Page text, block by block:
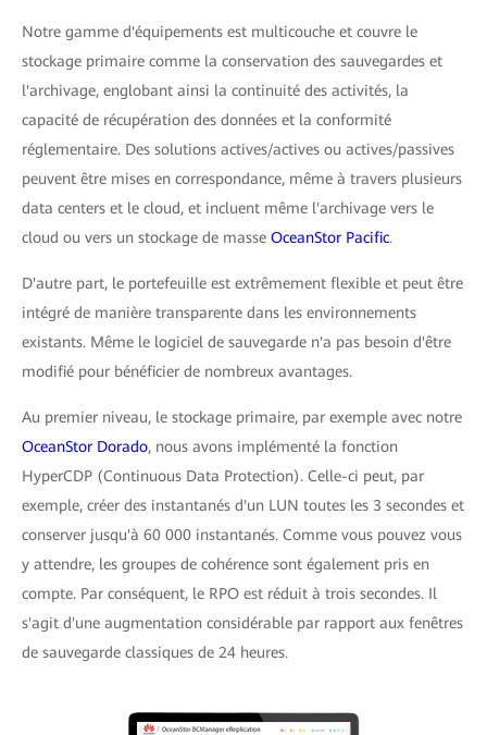
Notre gamme d'équipements est multicouche et couvre le
stockage primaire comme la conservation des sauvegardes et
l'archivage, englobant ainsi la continuité des activités, la
capacité de récupération des données et la conformité
réglementaire. Des solutions actives/actives ou actives/passives
peuvent être mises en correspondance, même à travers plusieurs
data centers et le cloud, et incluent même l'archivage vers le
cloud ou vers un stockage de masse OceanStor Pacific.
D'autre part, le portefeuille est extrêmement flexible et peut être
intégré de manière transparente dans les environnements
existants. Même le logiciel de sauvegarde n'a pas besoin d'être
modifié pour bénéficier de nombreux avantages.
Au premier niveau, le stockage primaire, par exemple avec notre
OceanStor Dorado, nous avons implémenté la fonction
HyperCDP (Continuous Data Protection). Celle-ci peut, par
exemple, créer des instantanés d'un LUN toutes les 3 secondes et
conserver jusqu'à 60 000 instantanés. Comme vous pouvez vous
y attendre, les groupes de cohérence sont également pris en
compte. Par conséquent, le RPO est réduit à trois secondes. Il
s'agit d'une augmentation considérable par rapport aux fenêtres
de sauvegarde classiques de 24 heures.